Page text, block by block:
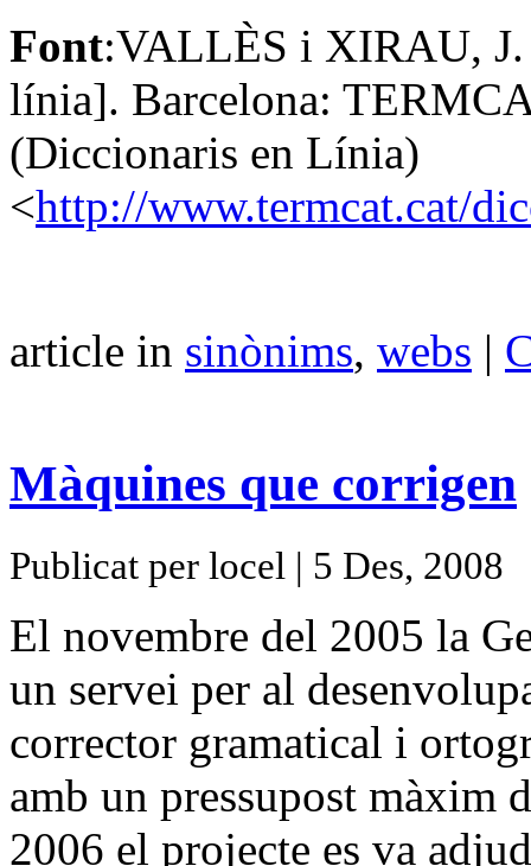
Font:VALLÈS i XIRAU,
línia]. Barcelona:
(Diccionaris en Línia)
<http://www.termcat.cat/
article in sinònims, webs |
Màquines que corrigen
Publicat per locel | 5 Des, 2008
El novembre del 2005 la
un servei per al
corrector gramatical i
amb un pressupost màxim
2006 el projecte es va